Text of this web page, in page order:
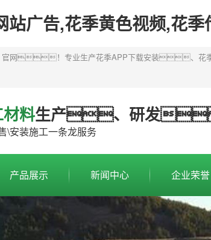
广告,花季黄色视频,花
官网！专业生产花季APP下载安装、花
料生产、研发
\安装施工一条龙服务
产品展示 新闻中心 企业荣誉